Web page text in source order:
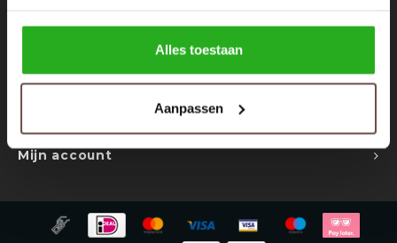
Alles toestaan
Aanpassen
Hoodies
Body's
Tracksuits
Sweaters
Tracksuits
Bodywarmers
Trackpants
Overhemden
Contact
Mijn account